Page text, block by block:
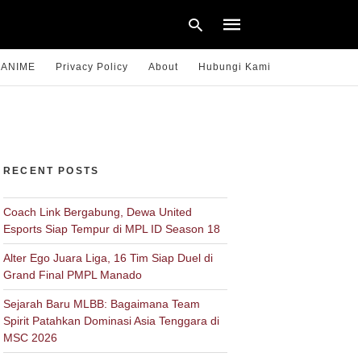
ANIME Privacy Policy About Hubungi Kami
RECENT POSTS
Coach Link Bergabung, Dewa United
Esports Siap Tempur di MPL ID Season 18
Alter Ego Juara Liga, 16 Tim Siap Duel di
Grand Final PMPL Manado
Sejarah Baru MLBB: Bagaimana Team
Spirit Patahkan Dominasi Asia Tenggara di
MSC 2026